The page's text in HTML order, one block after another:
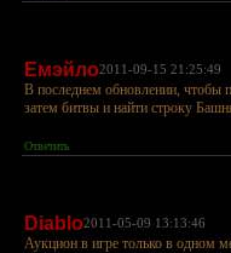
Емэйло2011-09-15 21:25:49
В последнем обновлении, чтобы
затем битвы и найти строку
Ответить
Diablo2011-05-09 13:13:46
Аукцион в игре только в одном